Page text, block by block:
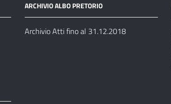
ARCHIVIO ALBO PRETORIO
Archivio Atti fino al 31.12.2018